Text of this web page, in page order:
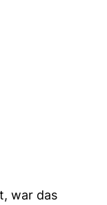
war das